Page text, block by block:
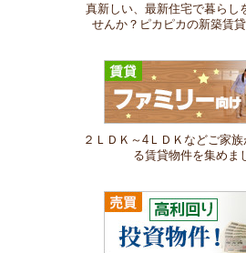
真新しい、最新住宅で暮らし
せんか？ピカピカの新築賃
２ＬＤＫ～4ＬＤＫなどご家
る賃貸物件を集めま